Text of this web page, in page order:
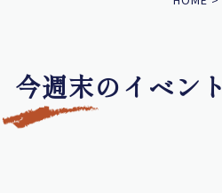
今週末のイベント